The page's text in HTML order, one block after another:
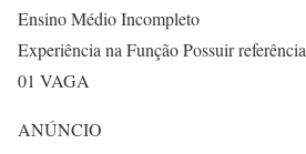
Ensino Médio Incompleto
Experiência na Função Possuir referência
01 VAGA
ANÚNCIO